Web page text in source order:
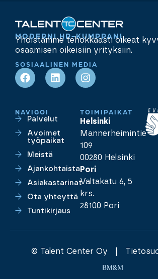
MODERNI HR-KUMPPANI
Yhdistämme tehokkaasti oikeat
osaamisen oikeisiin yrityksiin.
SOSIAALINEN MEDIA
NAVIGOI
Palvelut
Avoimet
työpaikat
Meistä
Ajankohtaista
Asiakastarinat
Ota yhteyttä
Tuntikirjaus
TOIMIPAIKAT
Helsinki
Mannerheimintie
109
00280 Helsinki
Pori
Valtakatu 6, 5
krs.
28100 Pori
© Talent Center Oy |